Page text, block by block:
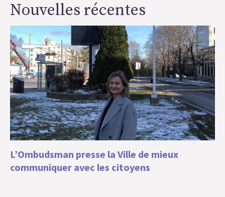
Nouvelles récentes
L’Ombudsman presse la Ville de mieux
communiquer avec les citoyens